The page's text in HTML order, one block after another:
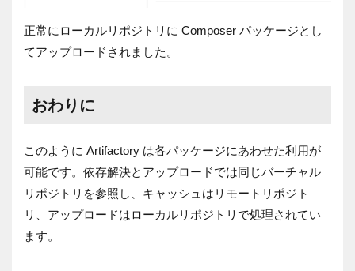
正常にローカルリポジトリに Composer パッケージとし
てアップロードされました。
おわりに
このように Artifactory は各パッケージにあわせた利用が
可能です。依存解決とアップロードでは同じバーチャル
リポジトリを参照し、キャッシュはリモートリポジト
リ、アップロードはローカルリポジトリで処理されてい
ます。